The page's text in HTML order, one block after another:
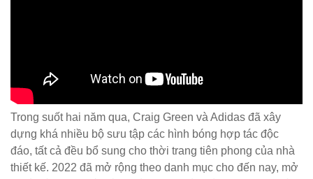
Trong suốt hai năm qua, Craig Green và Adidas đã xây
dựng khá nhiều bộ sưu tập các hình bóng hợp tác độc
đáo, tất cả đều bổ sung cho thời trang tiên phong của nhà
thiết kế. 2022 đã mở rộng theo danh mục cho đến nay, mở